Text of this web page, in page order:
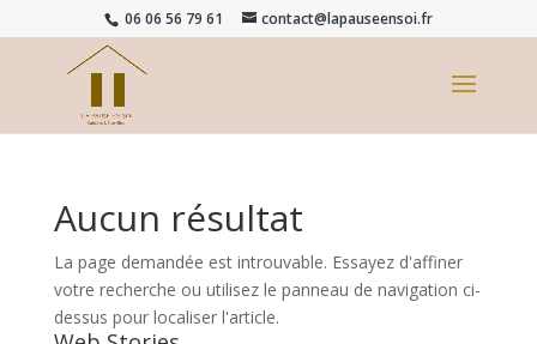
06 06 56 79 61 contact@lapauseensoi.fr
Aucun résultat
La page demandée est introuvable. Essayez d'affiner
votre recherche ou utilisez le panneau de navigation ci-
dessus pour localiser l'article.